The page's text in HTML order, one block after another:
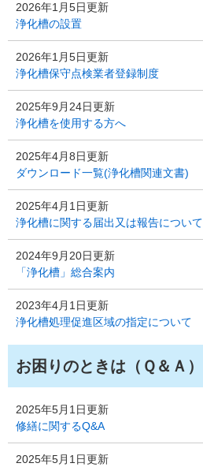
2026年1月5日更新
浄化槽の設置
2026年1月5日更新
浄化槽保守点検業者登録制度
2025年9月24日更新
浄化槽を使用する方へ
2025年4月8日更新
ダウンロード一覧(浄化槽関連文書)
2025年4月1日更新
浄化槽に関する届出又は報告について
2024年9月20日更新
「浄化槽」総合案内
2023年4月1日更新
浄化槽処理促進区域の指定について
お困りのときは（Ｑ＆Ａ）
2025年5月1日更新
修繕に関するQ&A
2025年5月1日更新